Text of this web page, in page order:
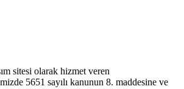
sitesi olarak hizmet veren
5651 sayılı kanunun 8. maddesine ve